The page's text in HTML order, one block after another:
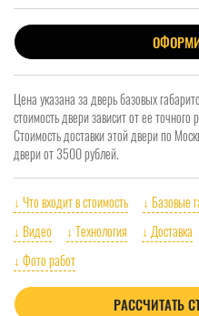
Цена указана за дверь базовых
стоимость двери зависит от ее
Стоимость доставки этой двери по
двери от 3500 рублей.
↓ Что входит в стоимость ↓ Базовые
↓ Видео
↓ Технология ↓ Доставка
↓ Фото работ
РАССЧИТАТЬ